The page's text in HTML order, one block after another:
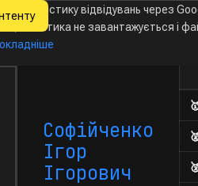
ОлімпіадиКалендарБаза даних
Софійченко
Ігор
Ігорович
статистику відвідувань через
аналітика не завантажується і